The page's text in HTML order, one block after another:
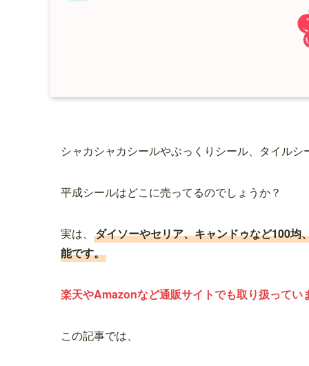
シャカシャカシールやぶっくりシール、タイル
平成シールはどこに売ってるのでしょうか？
実は、 ダイソーやセリア、キャンドゥなど100均
能です。
楽天やAmazonなど通販サイトでも取り扱ってい
この記事では、